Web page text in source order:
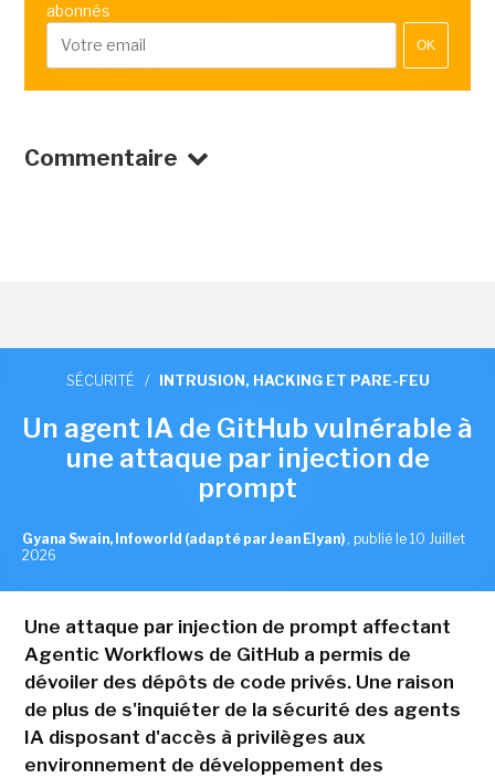
abonnés
OK
Commentaire
SÉCURITÉ / INTRUSION, HACKING ET PARE-FEU
Un agent IA de GitHub vulnérable à
une attaque par injection de
prompt
Gyana Swain, Infoworld (adapté par Jean Elyan) , publié le 10 Juillet
2026
Une attaque par injection de prompt affectant
Agentic Workflows de GitHub a permis de
dévoiler des dépôts de code privés. Une raison
de plus de s'inquiéter de la sécurité des agents
IA disposant d'accès à privilèges aux
environnement de développement des